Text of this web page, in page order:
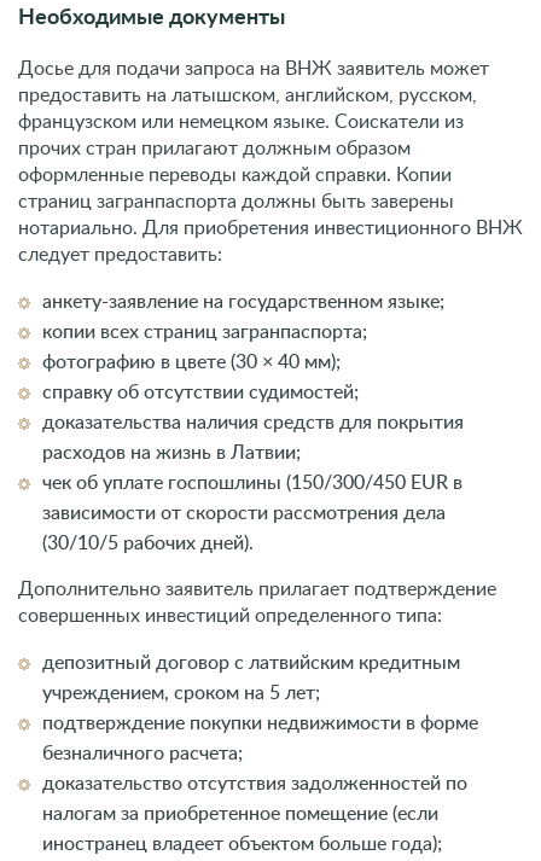
Необходимые документы
Досье для подачи запроса на ВНЖ заявитель может
предоставить на латышском, английском, русском,
французском или немецком языке. Соискатели из
прочих стран прилагают должным образом
оформленные переводы каждой справки. Копии
страниц загранпаспорта должны быть заверены
нотариально. Для приобретения инвестиционного ВНЖ
следует предоставить:
анкету-заявление на государственном языке;
копии всех страниц загранпаспорта;
фотографию в цвете (30 × 40 мм);
справку об отсутствии судимостей;
доказательства наличия средств для покрытия
расходов на жизнь в Латвии;
чек об уплате госпошлины (150/300/450 EUR в
зависимости от скорости рассмотрения дела
(30/10/5 рабочих дней).
Дополнительно заявитель прилагает подтверждение
совершенных инвестиций определенного типа:
депозитный договор с латвийским кредитным
учреждением, сроком на 5 лет;
подтверждение покупки недвижимости в форме
безналичного расчета;
доказательство отсутствия задолженностей по
налогам за приобретенное помещение (если
иностранец владеет объектом больше года);